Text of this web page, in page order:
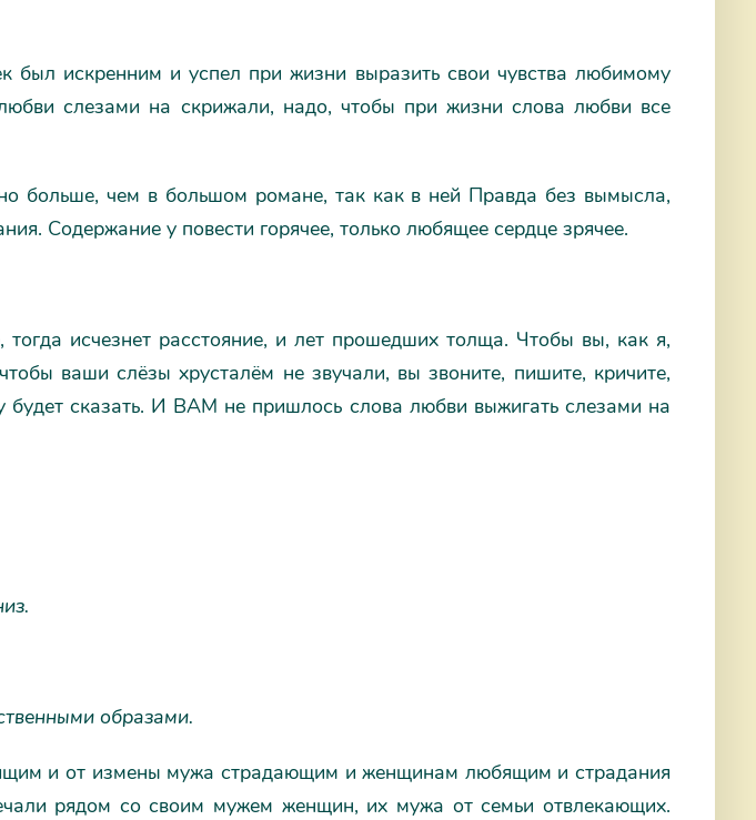
был искренним и успел при жизни выразить свои чувства любимому
слезами на скрижали, надо, чтобы при жизни слова любви все
больше, чем в большом романе, так как в ней Правда без вымысла,
Содержание у повести горячее, только любящее сердце зрячее.
тогда исчезнет расстояние, и лет прошедших толща. Чтобы вы, как я,
ваши слёзы хрусталём не звучали, вы звоните, пишите, кричите,
будет сказать. И ВАМ не пришлось слова любви выжигать слезами на
образами.
и от измены мужа страдающим и женщинам любящим и страдания
рядом со своим мужем женщин, их мужа от семьи отвлекающих.